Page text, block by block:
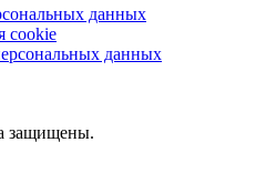
данных
cookie
данных
защищены.